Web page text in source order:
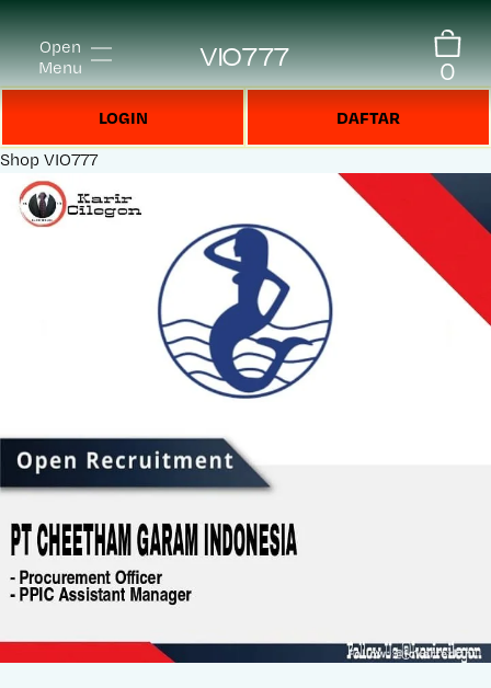
Open
Menu
VIO777 0
LOGIN DAFTAR
Shop VIO777